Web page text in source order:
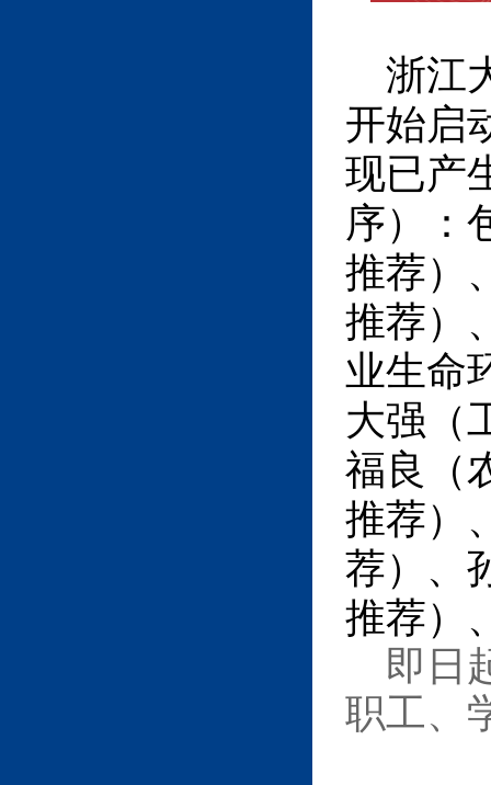
浙江
开始启
现已产
序）：
推荐）
推荐）
业生命
大强（
福良（
推荐）
荐）、
推荐）
即日
职工、